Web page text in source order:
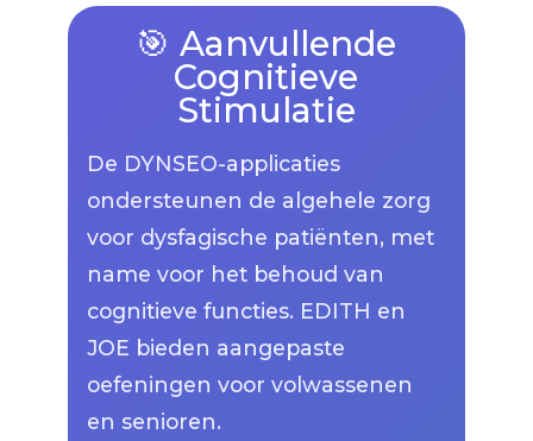
🎯 Aanvullende
Cognitieve
Stimulatie
De DYNSEO-applicaties
ondersteunen de algehele zorg
voor dysfagische patiënten, met
name voor het behoud van
cognitieve functies. EDITH en
JOE bieden aangepaste
oefeningen voor volwassenen
en senioren.